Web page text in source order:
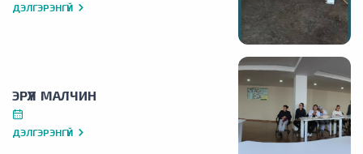
ДЭЛГЭРЭНГҮЙ
ЭРҮҮЛ МАЛЧИН
ДЭЛГЭРЭНГҮЙ